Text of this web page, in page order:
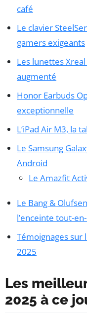
café
Le clavier
gamers exigeants
Les lunettes
augmenté
Honor Earbuds
exceptionnelle
L’iPad Air M3, la
Le Samsung
Android
Le Amazfit
Le Bang &
l’enceinte tout-
Témoignages sur
2025
Les
2025 à ce